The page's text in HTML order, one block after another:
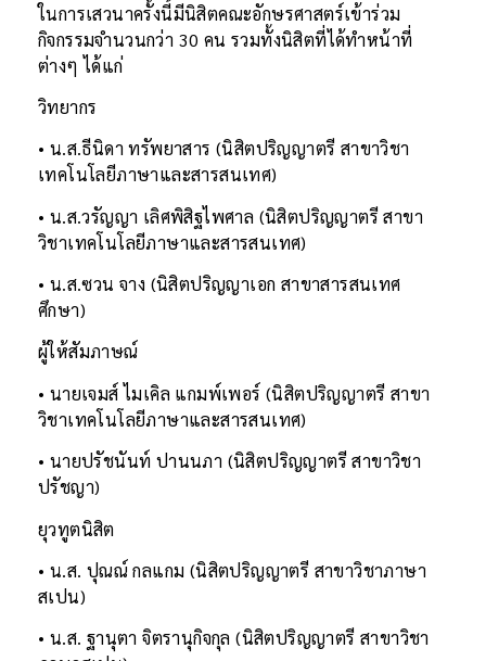
ในการเสวนาครั้งนี้มีนิสิตคณะอักษรศาสตร์เข้าร่วม
กิจกรรมจำนวนกว่า 30 คน รวมทั้งนิสิตที่ได้ทำหน้าที่
ต่างๆ ได้แก่
วิทยากร
• น.ส.ธีนิดา ทรัพยาสาร (นิสิตปริญญาตรี สาขาวิชา
เทคโนโลยีภาษาและสารสนเทศ)
• น.ส.วรัญญา เลิศพิสิฐไพศาล (นิสิตปริญญาตรี สาขา
วิชาเทคโนโลยีภาษาและสารสนเทศ)
• น.ส.ซวน จาง (นิสิตปริญญาเอก สาขาสารสนเทศ
ศึกษา)
ผู้ให้สัมภาษณ์
• นายเจมส์ ไมเคิล แกมพ์เพอร์ (นิสิตปริญญาตรี สาขา
วิชาเทคโนโลยีภาษาและสารสนเทศ)
• นายปรัชนันท์ ปานนภา (นิสิตปริญญาตรี สาขาวิชา
ปรัชญา)
ยุวทูตนิสิต
• น.ส. ปุณณ์ กลแกม (นิสิตปริญญาตรี สาขาวิชาภาษา
สเปน)
• น.ส. ฐานุตา จิตรานุกิจกุล (นิสิตปริญญาตรี สาขาวิชา